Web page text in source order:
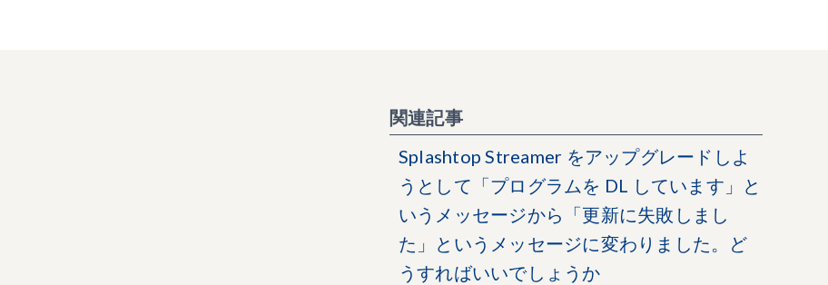
関連記事
Splashtop Streamer をアップグレードしよ
うとして「プログラムを DL しています」と
いうメッセージから「更新に失敗しまし
た」というメッセージに変わりました。ど
うすればいいでしょうか